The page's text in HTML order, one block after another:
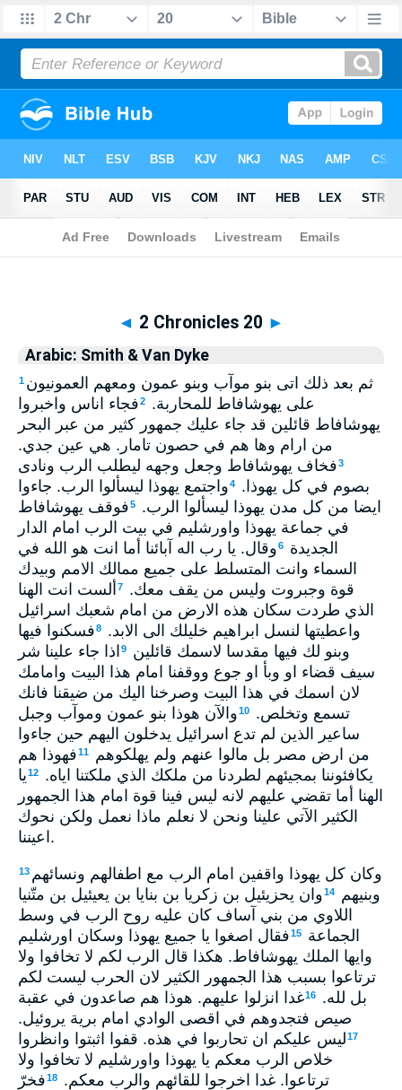
>Arabic: Smith & Van Dyke > 2 Chronicles 20
◄ 2 Chronicles 20 ►
Arabic: Smith & Van Dyke
1 ثم بعد ذلك اتى بنو موآب وبنو عمون ومعهم العمونيون
على يهوشافاط للمحاربة.
2فجاء اناس واخبروا
يهوشافاط قائلين قد جاء عليك جمهور كثير من عبر البحر
من ارام وها هم في حصون تامار. هي عين جدي.
3فخاف يهوشافاط وجعل وجهه ليطلب الرب ونادى
بصوم في كل يهوذا.
4واجتمع يهوذا ليسألوا الرب. جاءوا
ايضا من كل مدن يهوذا ليسألوا الرب.
5فوقف يهوشافاط
في جماعة يهوذا واورشليم في بيت الرب امام الدار
الجديدة
6وقال. يا رب اله آبائنا أما انت هو الله في
السماء وانت المتسلط على جميع ممالك الامم وبيدك
قوة وجبروت وليس من يقف معك.
7 ألست انت الهنا
الذي طردت سكان هذه الارض من امام شعبك اسرائيل
واعطيتها لنسل ابراهيم خليلك الى الابد.
8فسكنوا فيها
وبنو لك فيها مقدسا لاسمك قائلين
9 اذا جاء علينا شر
سيف قضاء او وبأ او جوع ووقفنا امام هذا البيت وامامك
لان اسمك في هذا البيت وصرخنا اليك من ضيقنا فانك
تسمع وتخلص.
10والآن هوذا بنو عمون وموآب وجبل
ساعير الذين لم تدع اسرائيل يدخلون اليهم حين جاءوا
من ارض مصر بل مالوا عنهم ولم يهلكوهم
11فهوذا هم
يكافئوننا بمجيئهم لطردنا من ملكك الذي ملكتنا اياه.
12يا
الهنا أما تقضي عليهم لانه ليس فينا قوة امام هذا الجمهور
الكثير الآتي علينا ونحن لا نعلم ماذا نعمل ولكن نحوك
اعيننا.
13 وكان كل يهوذا واقفين امام الرب مع اطفالهم ونسائهم
وبنيهم
14وان يحزيئيل بن زكريا بن بنايا بن يعيئيل بن متّنيا
اللاوي من بني آساف كان عليه روح الرب في وسط
الجماعة
15فقال اصغوا يا جميع يهوذا وسكان اورشليم
وايها الملك يهوشافاط. هكذا قال الرب لكم لا تخافوا ولا
ترتاعوا بسبب هذا الجمهور الكثير لان الحرب ليست لكم
بل لله.
16غدا انزلوا عليهم. هوذا هم صاعدون في عقبة
صيص فتجدوهم في اقصى الوادي امام برية يروئيل.
17ليس عليكم ان تحاربوا في هذه. قفوا اثبتوا وانظروا
خلاص الرب معكم يا يهوذا واورشليم لا تخافوا ولا
ترتاعوا. غدا اخرجوا للقائهم والرب معكم.
18فخرّ